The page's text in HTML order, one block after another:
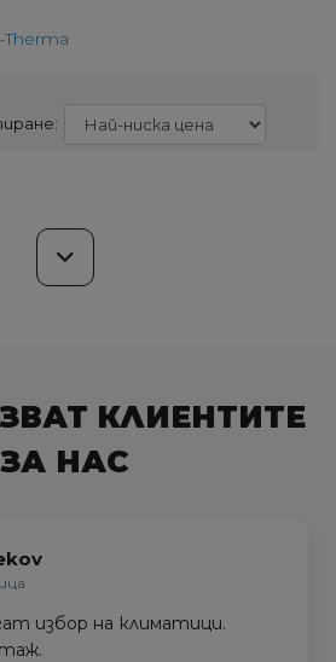
Therma
КЛИЕНТИТЕ
ЗА НАС
избор на климатици.